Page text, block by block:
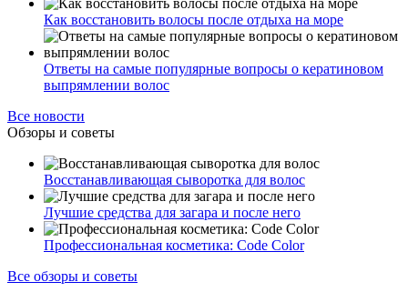
Как восстановить волосы после отдыха на море
Ответы на самые популярные вопросы о кератиновом
выпрямлении волос
Все новости
Обзоры и советы
Восстанавливающая сыворотка для волос
Лучшие средства для загара и после него
Профессиональная косметика: Code Color
Все обзоры и советы